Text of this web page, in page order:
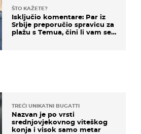
ŠTO KAŽETE?
Isključio komentare: Par iz
Srbije preporučio spravicu za
plažu s Temua, čini li vam se
TREĆI UNIKATNI BUGATTI
Nazvan je po vrsti
srednjovjekovnog viteškog
konja i visok samo metar